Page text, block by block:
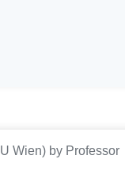
Wien) by Professor